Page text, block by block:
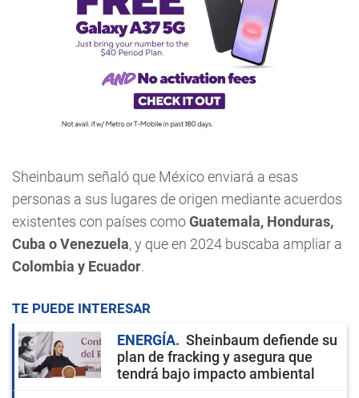
Sheinbaum señaló que México enviará a esas
personas a sus lugares de origen mediante acuerdos
existentes con países comoGuatemala, Honduras,
Cuba o Venezuela, y que en 2024 buscaba ampliar a
Colombia y Ecuador.
TE PUEDE INTERESAR
ENERGÍA
Sheinbaum defiende su
plan de fracking y asegura que
tendrá bajo impacto ambiental